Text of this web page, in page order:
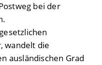
bei der
wandelt die
ausländischen Grad